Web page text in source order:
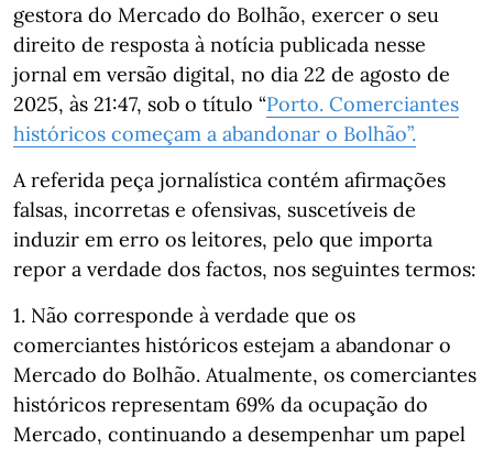
gestora do Mercado do Bolhão, exercer o seu
direito de resposta à notícia publicada nesse
jornal em versão digital, no dia 22 de agosto de
2025, às 21:47, sob o título “Porto. Comerciantes
históricos começam a abandonar o Bolhão”.
A referida peça jornalística contém afirmações
falsas, incorretas e ofensivas, suscetíveis de
induzir em erro os leitores, pelo que importa
repor a verdade dos factos, nos seguintes termos:
1. Não corresponde à verdade que os
comerciantes históricos estejam a abandonar o
Mercado do Bolhão. Atualmente, os comerciantes
históricos representam 69% da ocupação do
Mercado, continuando a desempenhar um papel